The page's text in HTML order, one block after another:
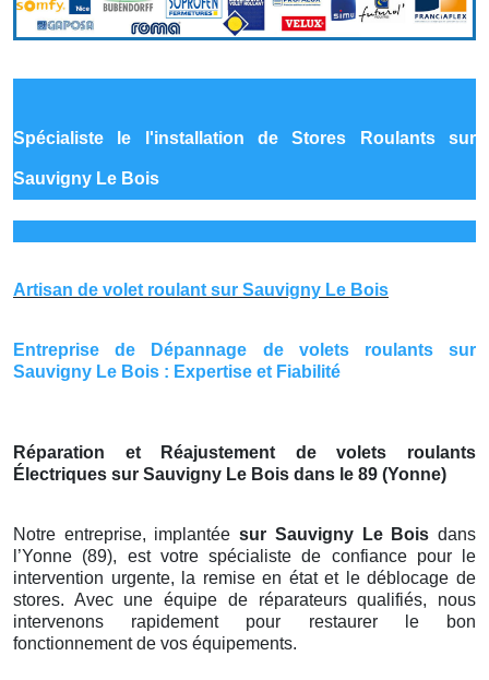
Spécialiste le l'installation de Stores Roulants sur
Sauvigny Le Bois
Artisan de volet roulant sur Sauvigny Le Bois
Entreprise de Dépannage de volets roulants sur
Sauvigny Le Bois : Expertise et Fiabilité
Réparation et Réajustement de volets roulants
Électriques sur Sauvigny Le Bois dans le 89 (Yonne)
Notre entreprise, implantéesur Sauvigny Le Boisdans
l’Yonne (89), est votre spécialiste de confiance pour le
intervention urgente, la remise en état et le déblocage de
stores. Avec une équipe de réparateurs qualifiés, nous
intervenons rapidement pour restaurer le bon
fonctionnement de vos équipements.